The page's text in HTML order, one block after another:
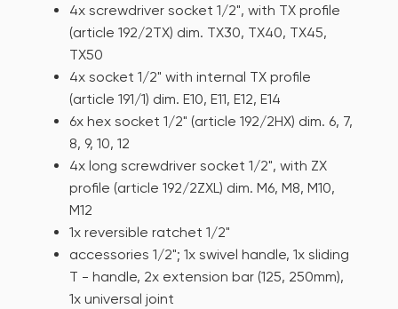
4x screwdriver socket 1/2", with TX profile
(article 192/2TX) dim. TX30, TX40, TX45,
TX50
4x socket 1/2" with internal TX profile
(article 191/1) dim. E10, E11, E12, E14
6x hex socket 1/2" (article 192/2HX) dim. 6, 7,
8, 9, 10, 12
4x long screwdriver socket 1/2", with ZX
profile (article 192/2ZXL) dim. M6, M8, M10,
M12
1x reversible ratchet 1/2"
accessories 1/2"; 1x swivel handle, 1x sliding
T - handle, 2x extension bar (125, 250mm),
1x universal joint